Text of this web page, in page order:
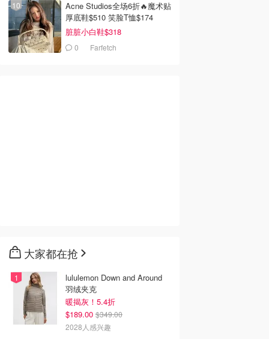
(AU)
去购买
Dealmoon澳新省钱快报
Acne Studios全场6折🔥魔术贴
厚底鞋$510 笑脸T恤$174
脏脏小白鞋$318
0 Farfetch
大家都在抢
lululemon Down and Around
羽绒夹克
暖揭灰！5.4折
$189.00 $349.00
2028人感兴趣